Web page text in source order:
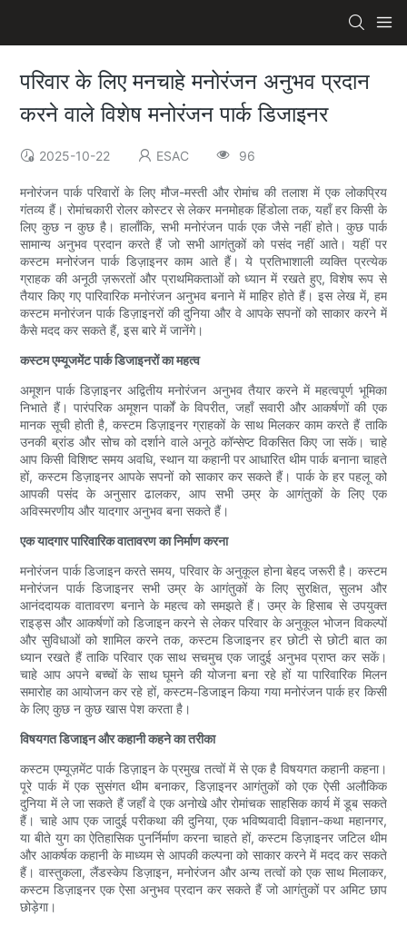
परिवार के लिए मनचाहे मनोरंजन अनुभव प्रदान
करने वाले विशेष मनोरंजन पार्क डिजाइनर
2025-10-22 ESAC 96
मनोरंजन पार्क परिवारों के लिए मौज-मस्ती और रोमांच की तलाश में एक लोकप्रिय
गंतव्य हैं। रोमांचकारी रोलर कोस्टर से लेकर मनमोहक हिंडोला तक, यहाँ हर किसी के
लिए कुछ न कुछ है। हालाँकि, सभी मनोरंजन पार्क एक जैसे नहीं होते। कुछ पार्क
सामान्य अनुभव प्रदान करते हैं जो सभी आगंतुकों को पसंद नहीं आते। यहीं पर
कस्टम मनोरंजन पार्क डिज़ाइनर काम आते हैं। ये प्रतिभाशाली व्यक्ति प्रत्येक
ग्राहक की अनूठी ज़रूरतों और प्राथमिकताओं को ध्यान में रखते हुए, विशेष रूप से
तैयार किए गए पारिवारिक मनोरंजन अनुभव बनाने में माहिर होते हैं। इस लेख में, हम
कस्टम मनोरंजन पार्क डिज़ाइनरों की दुनिया और वे आपके सपनों को साकार करने में
कैसे मदद कर सकते हैं, इस बारे में जानेंगे।
कस्टम एम्यूजमेंट पार्क डिजाइनरों का महत्व
अमूशन पार्क डिज़ाइनर अद्वितीय मनोरंजन अनुभव तैयार करने में महत्वपूर्ण भूमिका
निभाते हैं। पारंपरिक अमूशन पार्कों के विपरीत, जहाँ सवारी और आकर्षणों की एक
मानक सूची होती है, कस्टम डिज़ाइनर ग्राहकों के साथ मिलकर काम करते हैं ताकि
उनकी ब्रांड और सोच को दर्शाने वाले अनूठे कॉन्सेप्ट विकसित किए जा सकें। चाहे
आप किसी विशिष्ट समय अवधि, स्थान या कहानी पर आधारित थीम पार्क बनाना चाहते
हों, कस्टम डिज़ाइनर आपके सपनों को साकार कर सकते हैं। पार्क के हर पहलू को
आपकी पसंद के अनुसार ढालकर, आप सभी उम्र के आगंतुकों के लिए एक
अविस्मरणीय और यादगार अनुभव बना सकते हैं।
एक यादगार पारिवारिक वातावरण का निर्माण करना
मनोरंजन पार्क डिजाइन करते समय, परिवार के अनुकूल होना बेहद जरूरी है। कस्टम
मनोरंजन पार्क डिजाइनर सभी उम्र के आगंतुकों के लिए सुरक्षित, सुलभ और
आनंददायक वातावरण बनाने के महत्व को समझते हैं। उम्र के हिसाब से उपयुक्त
राइड्स और आकर्षणों को डिजाइन करने से लेकर परिवार के अनुकूल भोजन विकल्पों
और सुविधाओं को शामिल करने तक, कस्टम डिजाइनर हर छोटी से छोटी बात का
ध्यान रखते हैं ताकि परिवार एक साथ सचमुच एक जादुई अनुभव प्राप्त कर सकें।
चाहे आप अपने बच्चों के साथ घूमने की योजना बना रहे हों या पारिवारिक मिलन
समारोह का आयोजन कर रहे हों, कस्टम-डिजाइन किया गया मनोरंजन पार्क हर किसी
के लिए कुछ न कुछ खास पेश करता है।
विषयगत डिजाइन और कहानी कहने का तरीका
कस्टम एम्यूज़मेंट पार्क डिज़ाइन के प्रमुख तत्वों में से एक है विषयगत कहानी कहना।
पूरे पार्क में एक सुसंगत थीम बनाकर, डिज़ाइनर आगंतुकों को एक ऐसी अलौकिक
दुनिया में ले जा सकते हैं जहाँ वे एक अनोखे और रोमांचक साहसिक कार्य में डूब सकते
हैं। चाहे आप एक जादुई परीकथा की दुनिया, एक भविष्यवादी विज्ञान-कथा महानगर,
या बीते युग का ऐतिहासिक पुनर्निर्माण करना चाहते हों, कस्टम डिज़ाइनर जटिल थीम
और आकर्षक कहानी के माध्यम से आपकी कल्पना को साकार करने में मदद कर सकते
हैं। वास्तुकला, लैंडस्केप डिज़ाइन, मनोरंजन और अन्य तत्वों को एक साथ मिलाकर,
कस्टम डिज़ाइनर एक ऐसा अनुभव प्रदान कर सकते हैं जो आगंतुकों पर अमिट छाप
छोड़ेगा।